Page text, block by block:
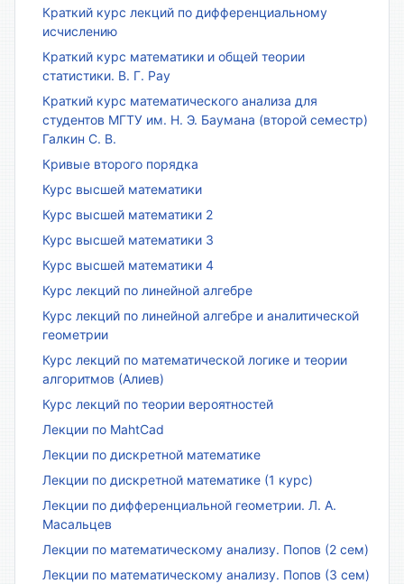
Краткий курс лекций по дифференциальному
исчислению
Краткий курс математики и общей теории
статистики. В. Г. Рау
Краткий курс математического анализа для
студентов МГТУ им. Н. Э. Баумана (второй семестр)
Галкин С. В.
Кривые второго порядка
Курс высшей математики
Курс высшей математики 2
Курс высшей математики 3
Курс высшей математики 4
Курс лекций по линейной алгебре
Курс лекций по линейной алгебре и аналитической
геометрии
Курс лекций по математической логике и теории
алгоритмов (Алиев)
Курс лекций по теории вероятностей
Лекции по MahtCad
Лекции по дискретной математике
Лекции по дискретной математике (1 курс)
Лекции по дифференциальной геометрии. Л. А.
Масальцев
Лекции по математическому анализу. Попов (2 сем)
Лекции по математическому анализу. Попов (3 сем)